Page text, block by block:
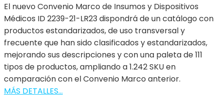
El nuevo Convenio Marco de Insumos y Dispositivos
Médicos ID 2239-21-LR23 dispondrá de un catálogo con
productos estandarizados, de uso transversal y
frecuente que han sido clasificados y estandarizados,
mejorando sus descripciones y con una paleta de 111
tipos de productos, ampliando a 1.242 SKU en
comparación con el Convenio Marco anterior.
MÁS DETALLES...